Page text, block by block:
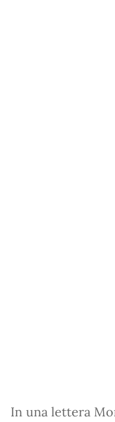
In una lettera